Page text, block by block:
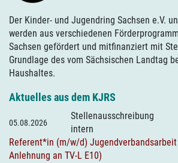
Der Kinder- und Jugendring Sachsen e.V.
werden aus verschiedenen
Sachsen gefördert und mitfinanziert mit
Grundlage des vom Sächsischen Landtag
Haushaltes.
Aktuelles aus dem KJRS
05.08.2026
Stellenausschreibung
intern
Referent*in (m/w/d)
Anlehnung an TV-L E10)